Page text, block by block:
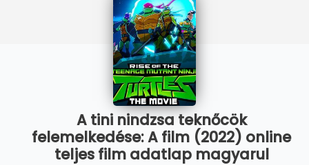
A tini nindzsa teknőcök
felemelkedése: A film (2022) online
teljes film adatlap magyarul